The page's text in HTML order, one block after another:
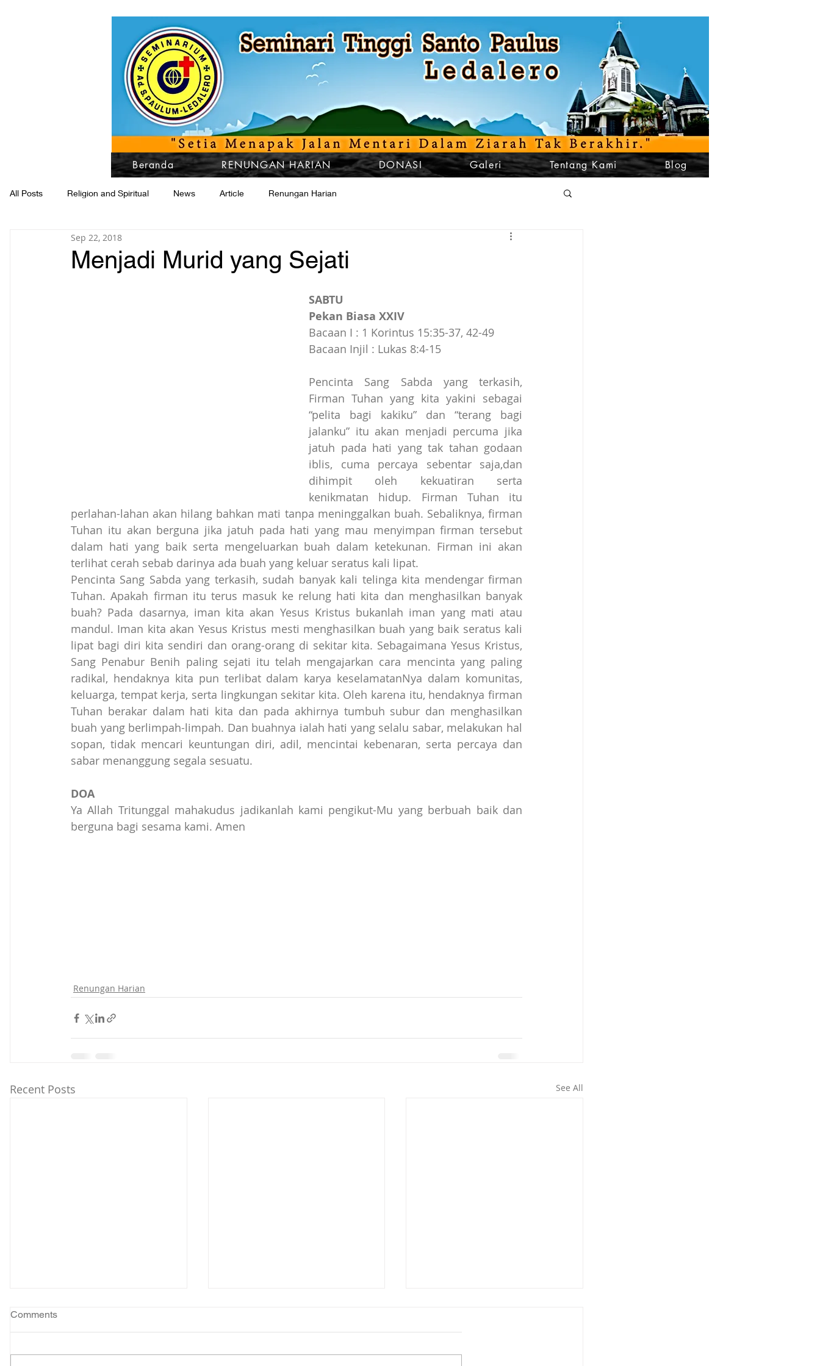
Beranda RENUNGAN HARIAN DONASI Galeri Tentang Kami Blog
All Posts Religion and Spiritual News Article Renungan Harian
Menjadi Murid yang Sejati
Sep 22, 2018
SABTU
Pekan Biasa XXIV
Bacaan I : 1 Korintus 15:35-37, 42-49
Bacaan Injil : Lukas 8:4-15
Pencinta Sang Sabda yang terkasih,
Firman Tuhan yang kita yakini sebagai
“pelita bagi kakiku” dan “terang bagi
jalanku” itu akan menjadi percuma jika
jatuh pada hati yang tak tahan godaan
iblis, cuma percaya sebentar saja,dan
dihimpit oleh kekuatiran serta
kenikmatan hidup. Firman Tuhan itu
perlahan-lahan akan hilang bahkan mati tanpa meninggalkan buah. Sebaliknya, firman
Tuhan itu akan berguna jika jatuh pada hati yang mau menyimpan firman tersebut
dalam hati yang baik serta mengeluarkan buah dalam ketekunan. Firman ini akan
terlihat cerah sebab darinya ada buah yang keluar seratus kali lipat.
Pencinta Sang Sabda yang terkasih, sudah banyak kali telinga kita mendengar firman
Tuhan. Apakah firman itu terus masuk ke relung hati kita dan menghasilkan banyak
buah? Pada dasarnya, iman kita akan Yesus Kristus bukanlah iman yang mati atau
mandul. Iman kita akan Yesus Kristus mesti menghasilkan buah yang baik seratus kali
lipat bagi diri kita sendiri dan orang-orang di sekitar kita. Sebagaimana Yesus Kristus,
Sang Penabur Benih paling sejati itu telah mengajarkan cara mencinta yang paling
radikal, hendaknya kita pun terlibat dalam karya keselamatanNya dalam komunitas,
keluarga, tempat kerja, serta lingkungan sekitar kita. Oleh karena itu, hendaknya firman
Tuhan berakar dalam hati kita dan pada akhirnya tumbuh subur dan menghasilkan
buah yang berlimpah-limpah. Dan buahnya ialah hati yang selalu sabar, melakukan hal
sopan, tidak mencari keuntungan diri, adil, mencintai kebenaran, serta percaya dan
sabar menanggung segala sesuatu.
DOA
Ya Allah Tritunggal mahakudus jadikanlah kami pengikut-Mu yang berbuah baik dan
berguna bagi sesama kami. Amen
Renungan Harian
Recent Posts See All
Comments